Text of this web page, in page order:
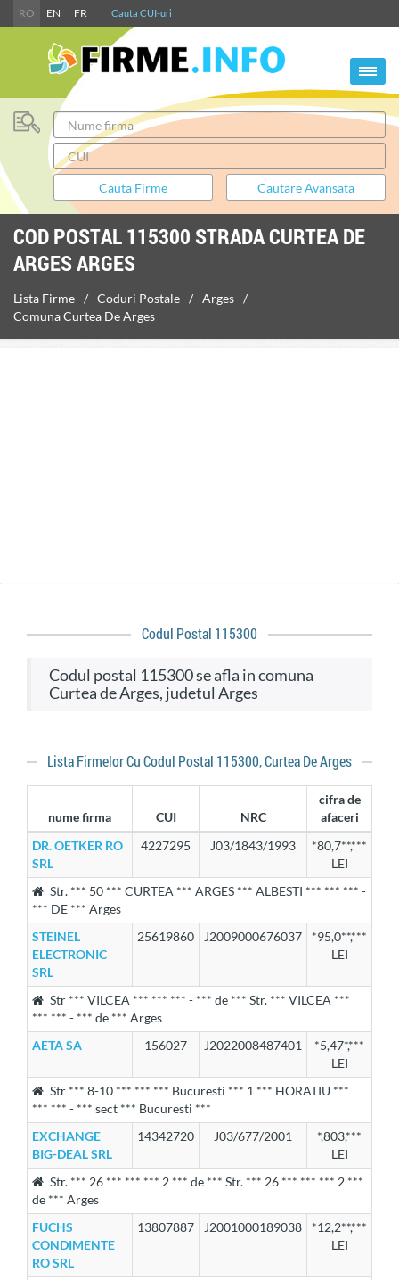
RO EN FR Cauta CUI-uri
COD POSTAL 115300 STRADA CURTEA DE
ARGES ARGES
Lista Firme Coduri Postale
Arges
Comuna Curtea De Arges
Codul Postal 115300
codul postal 115300 se afla in comuna
Curtea de Arges, judetul Arges
Lista Firmelor Cu Codul Postal 115300, Curtea De Arges
nume firma CUI NRC
cifra de
afaceri
DR. OETKER RO
SRL
4227295 J03/1843/1993
*80,7**,***
LEI
Str. *** 50 *** CURTEA *** ARGES *** ALBESTI *** *** *** -
*** DE *** Arges
STEINEL
ELECTRONIC
SRL
25619860 J2009000676037
*95,0**,***
LEI
Str *** VILCEA *** *** *** - *** de *** Str. *** VILCEA ***
*** *** - *** de *** Arges
AETA SA
156027 J2022008487401
*5,47*,***
LEI
Str *** 8-10 *** *** *** Bucuresti *** 1 *** HORATIU ***
*** *** - *** sect *** Bucuresti ***
EXCHANGE
BIG-DEAL SRL
14342720 J03/677/2001
*,803,***
LEI
Str. *** 26 *** *** *** 2 *** de *** Str. *** 26 *** *** *** 2 ***
de *** Arges
FUCHS
CONDIMENTE
RO SRL
13807887 J2001000189038
*12,2**,***
LEI